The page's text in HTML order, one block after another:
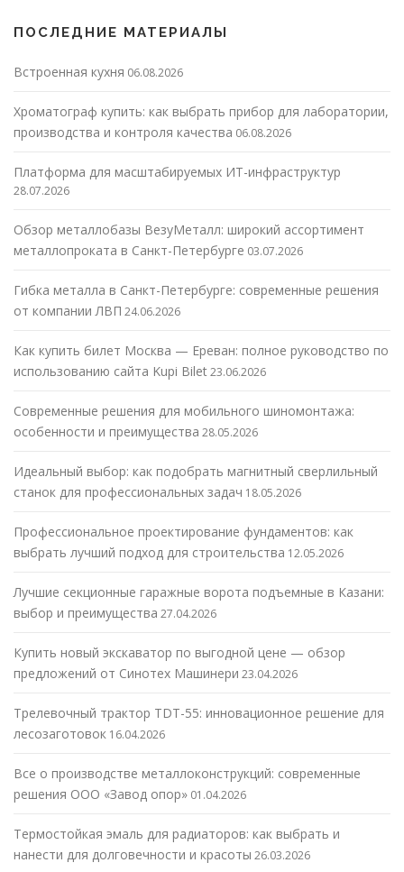
ПОСЛЕДНИЕ МАТЕРИАЛЫ
Встроенная кухня 06.08.2026
Хроматограф купить: как выбрать прибор для лаборатории,
производства и контроля качества 06.08.2026
Платформа для масштабируемых ИТ-инфраструктур
28.07.2026
Обзор металлобазы ВезуМеталл: широкий ассортимент
металлопроката в Санкт-Петербурге 03.07.2026
Гибка металла в Санкт-Петербурге: современные решения
от компании ЛВП 24.06.2026
Как купить билет Москва — Ереван: полное руководство по
использованию сайта Kupi Bilet23.06.2026
Современные решения для мобильного шиномонтажа:
особенности и преимущества 28.05.2026
Идеальный выбор: как подобрать магнитный сверлильный
станок для профессиональных задач 18.05.2026
Профессиональное проектирование фундаментов: как
выбрать лучший подход для строительства 12.05.2026
Лучшие секционные гаражные ворота подъемные в Казани:
выбор и преимущества 27.04.2026
Купить новый экскаватор по выгодной цене — обзор
предложений от Синотех Машинери 23.04.2026
Трелевочный трактор TDT-55: инновационное решение для
лесозаготовок 16.04.2026
Все о производстве металлоконструкций: современные
решения ООО «Завод опор» 01.04.2026
Термостойкая эмаль для радиаторов: как выбрать и
нанести для долговечности и красоты 26.03.2026